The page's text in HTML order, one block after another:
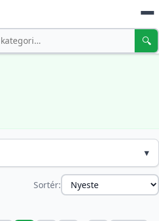
🔍
▾
Sortér: